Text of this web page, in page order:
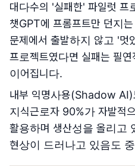
대다수의 '실패한' 파일럿
챗GPT에 프롬프트만 던지
문제에서 출발하지 않고 '멋
프로젝트였다면 실패는 필
이어집니다.
내부 익명사용(Shadow AI)
지식근로자 90%가 자발적
활용하며 생산성을 올리고
현상이 드러나고 있음도